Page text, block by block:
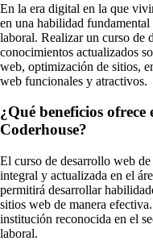
En la era digital en la que
en una habilidad
laboral. Realizar un curso de
conocimientos actualizados
web, optimización de sitios,
web funcionales y atractivos.
¿Qué beneficios
Coderhouse?
El curso de desarrollo web
integral y actualizada en el
permitirá desarrollar
sitios web de manera
institución reconocida en el
laboral.